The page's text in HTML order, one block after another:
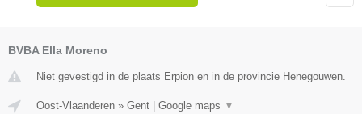
BVBA Ella Moreno
Niet gevestigd in de plaats Erpion en in de provincie Henegouwen.
Oost-Vlaanderen » Gent Google maps ▼